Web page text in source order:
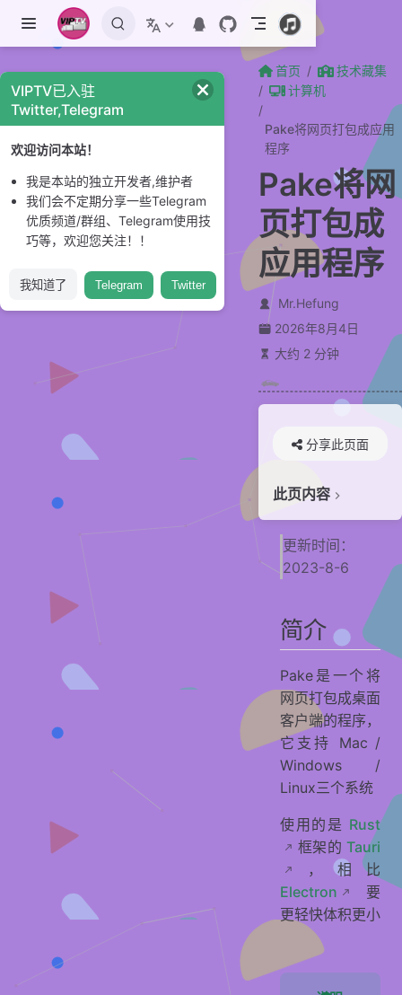
跳至主要內容
首页
技术藏集
计算机
Pake将网页打包成应用
程序
Pake将网
页打包成
应用程序
Mr.Hefung
2026年8月4日
大约 2 分钟
分享此页面
此页内容
简介
Fork项目
打包项目
其他
贡献者
更新时间：
2023-8-6
简介
​Pake是一个将
网页打包成桌面
客户端的程序，
它支持 Mac /
Windows /
Linux三个系统
使用的是 Rust
框架的 Tauri
，相比
Electron
要
更轻快体积更小
VIPTV已入驻
Twitter,Telegram
欢迎访问本站！
我是本站的独立开发者,维护者
我们会不定期分享一些Telegram
优质频道/群组、Telegram使用技
巧等，欢迎您关注！！
我知道了 Telegram Twitter